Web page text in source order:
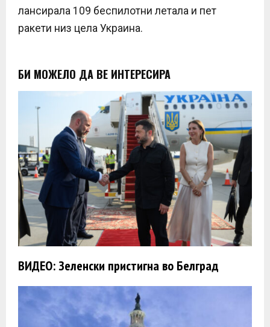
лансирала 109 беспилотни летала и пет
ракети низ цела Украина.
БИ МОЖЕЛО ДА ВЕ ИНТЕРЕСИРА
ВИДЕО: Зеленски пристигна во Белград